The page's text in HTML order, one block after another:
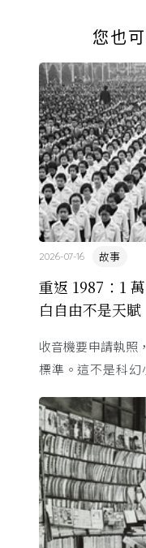
您也
重返 1987：1
白自由不是天賦
故事
2026-07-16
收音機要申請執照
標準。這不是科
嚴令，這段歷 ...